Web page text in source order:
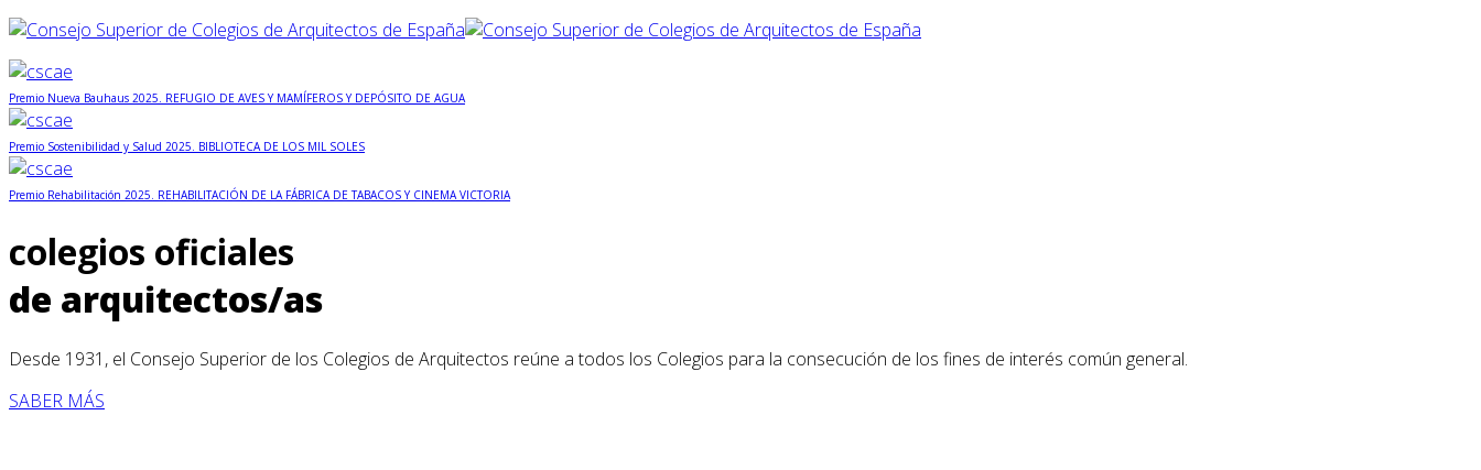
Premio Nueva Bauhaus 2025. REFUGIO DE AVES Y MAMÍFEROS Y DEPÓSITO DE AGUA
Premio Sostenibilidad y Salud 2025. BIBLIOTECA DE LOS MIL SOLES
Premio Rehabilitación 2025. REHABILITACIÓN DE LA FÁBRICA DE TABACOS Y CINEMA VICTORIA
colegios oficiales
de arquitectos/as
Desde 1931, el Consejo Superior de los Colegios de Arquitectos reúne a todos los Colegios para la consecución de los fines de interés común general.
SABER MÁS